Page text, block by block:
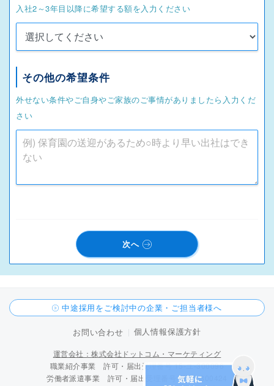
入社2～3年目以降に希望する額を入力ください
その他の希望条件
外せない条件やご自身やご家族のご事情がありましたら入力くだ
さい
次へ
中途採用をご検討中の企業・ご担当者様へ
お問い合わせ 個人情報保護方針
運営会社：株式会社ドットコム・マーケティング
職業紹介事業 許可・届出受理番号 15-ユ-300096
労働者派遣事業 許可・届出受理番号 派 15-300424